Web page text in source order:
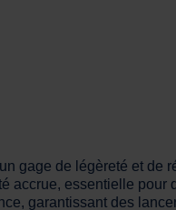
gage de légèreté et de
accrue, essentielle pour
garantissant des